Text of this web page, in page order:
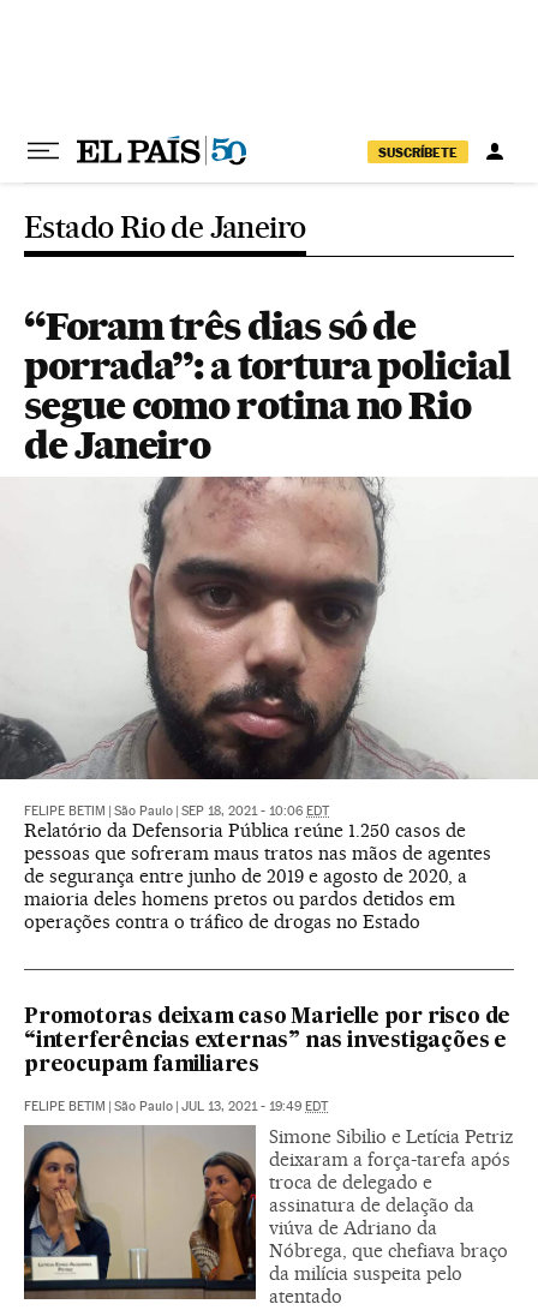
SUSCRÍBETE
Estado Rio de Janeiro
“Foram três dias só de
porrada”: a tortura policial
segue como rotina no Rio
de Janeiro
FELIPE BETIM São Paulo SEP 18, 2021 - 10:06 EDT
Relatório da Defensoria Pública reúne 1.250 casos de
pessoas que sofreram maus tratos nas mãos de agentes
de segurança entre junho de 2019 e agosto de 2020, a
maioria deles homens pretos ou pardos detidos em
operações contra o tráfico de drogas no Estado
Promotoras deixam caso Marielle por risco de
“interferências externas” nas investigações e
preocupam familiares
FELIPE BETIM São Paulo JUL 13, 2021 - 19:49 EDT
Simone Sibilio e Letícia Petriz
deixaram a força-tarefa após
troca de delegado e
assinatura de delação da
viúva de Adriano da
Nóbrega, que chefiava braço
da milícia suspeita pelo
atentado